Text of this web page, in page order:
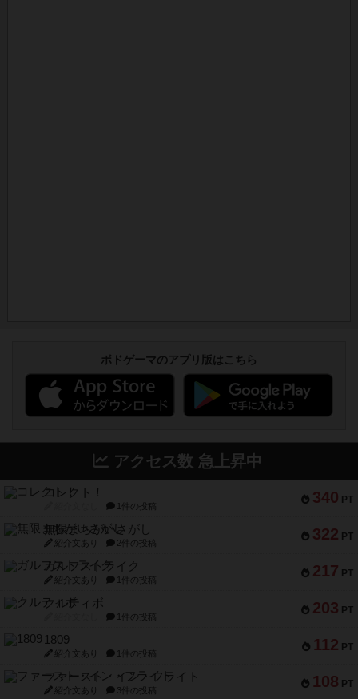
ボドゲーマのアプリ版はこちら
アクセス数 急上昇中
340 PT
コレクト！
1件の投稿
322 PT
無限まちがいさがし
紹介文あり 2件の投稿
217 PT
ガルフストライク
紹介文あり 1件の投稿
203 PT
クルティボ
1件の投稿
112 PT
1809
紹介文あり 1件の投稿
108 PT
ファースト・イン・フライト
紹介文あり 3件の投稿